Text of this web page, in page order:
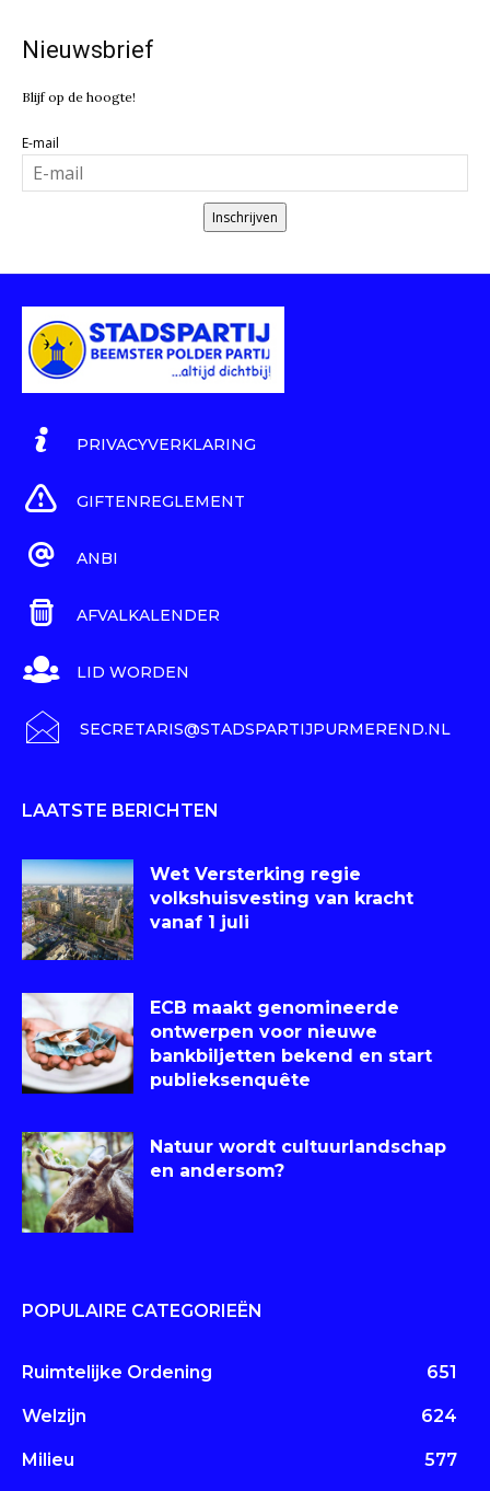
Nieuwsbrief
Blijf op de hoogte!
E-mail
Inschrijven
PRIVACYVERKLARING
GIFTENREGLEMENT
ANBI
AFVALKALENDER
LID WORDEN
SECRETARIS@STADSPARTIJPURMEREND.NL
LAATSTE BERICHTEN
Wet Versterking regie
volkshuisvesting van kracht
vanaf 1 juli
ECB maakt genomineerde
ontwerpen voor nieuwe
bankbiljetten bekend en start
publieksenquête
Natuur wordt cultuurlandschap
en andersom?
POPULAIRE CATEGORIEËN
Ruimtelijke Ordening 651
Welzijn 624
Milieu 577